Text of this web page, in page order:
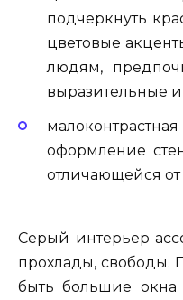
подчеркнуть
цветовые
людям,
выразительные
оформление
отличающейся от
Серый интерьер
прохлады, свободы.
быть большие